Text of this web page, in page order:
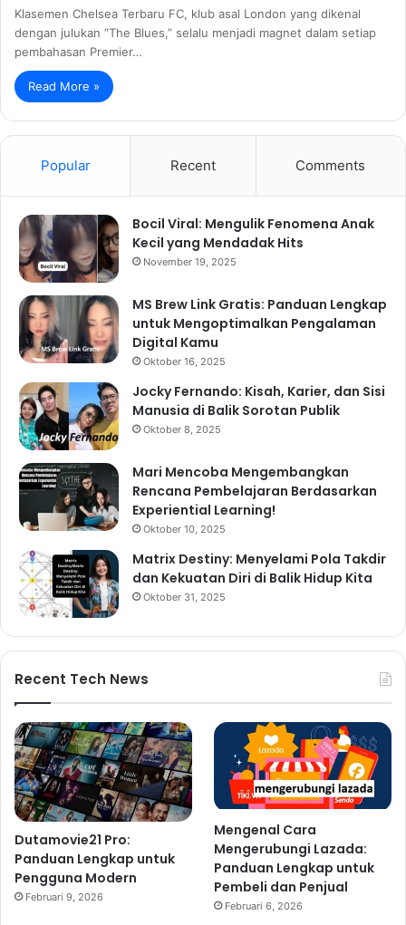
Klasemen Chelsea Terbaru FC, klub asal London yang dikenal
dengan julukan “The Blues,” selalu menjadi magnet dalam setiap
pembahasan Premier…
Read More »
Popular Recent Comments
Bocil Viral: Mengulik Fenomena Anak
Kecil yang Mendadak Hits
November 19, 2025
MS Brew Link Gratis: Panduan Lengkap
untuk Mengoptimalkan Pengalaman
Digital Kamu
Oktober 16, 2025
Jocky Fernando: Kisah, Karier, dan Sisi
Manusia di Balik Sorotan Publik
Oktober 8, 2025
Mari Mencoba Mengembangkan
Rencana Pembelajaran Berdasarkan
Experiential Learning!
Oktober 10, 2025
Matrix Destiny: Menyelami Pola Takdir
dan Kekuatan Diri di Balik Hidup Kita
Oktober 31, 2025
Recent Tech News
Dutamovie21 Pro:
Panduan Lengkap untuk
Pengguna Modern
Februari 9, 2026
Mengenal Cara
Mengerubungi Lazada:
Panduan Lengkap untuk
Pembeli dan Penjual
Februari 6, 2026